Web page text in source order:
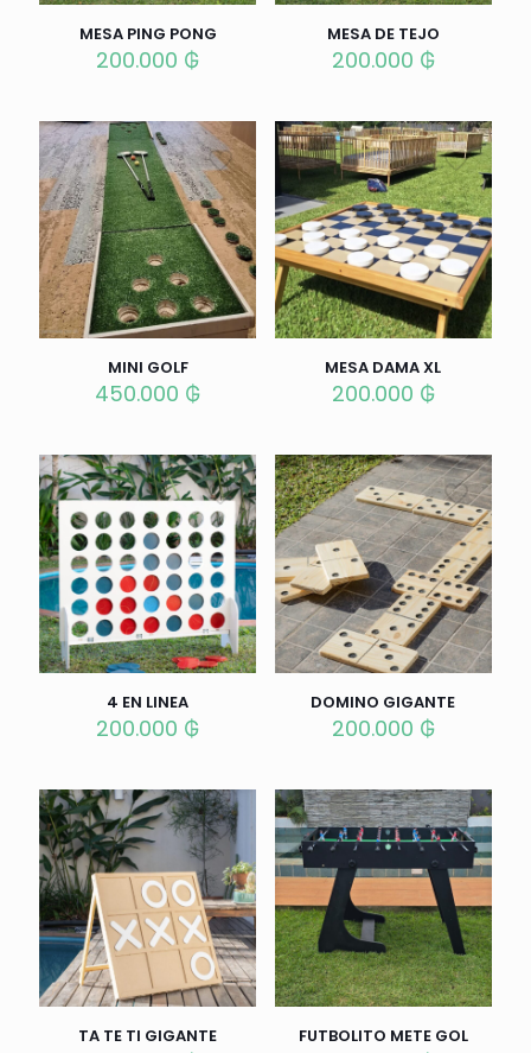
MESA PING PONG
200.000 ₲
MESA DE TEJO
200.000 ₲
MINI GOLF
450.000 ₲
MESA DAMA XL
200.000 ₲
4 EN LINEA
200.000 ₲
DOMINO GIGANTE
200.000 ₲
TA TE TI GIGANTE FUTBOLITO METE GOL